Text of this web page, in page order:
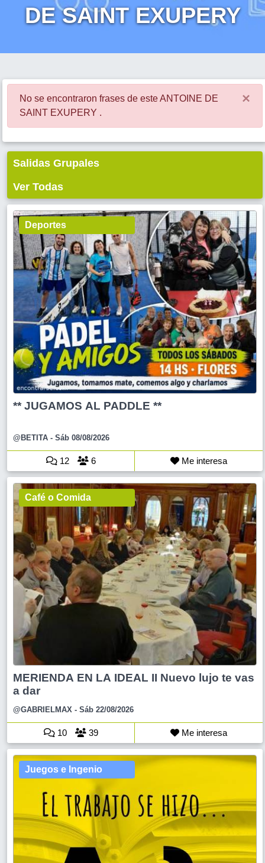
DE SAINT EXUPERY
No se encontraron frases de este ANTOINE DE
SAINT EXUPERY .
×
Salidas Grupales
Ver Todas
Deportes
** JUGAMOS AL PADDLE **
@BETITA - Sáb 08/08/2026
12 6 Me interesa
Café o Comida
MERIENDA EN LA IDEAL II Nuevo lujo te vas
a dar
@GABRIELMAX - Sáb 22/08/2026
10 39 Me interesa
Juegos e Ingenio